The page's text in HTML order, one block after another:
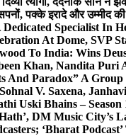
पक्के इरादे और उम्मीद की
Specialist In
At Dome, SVP
To India: Wins
Khan, Nandita
And Paradox” A
V. Saxena,
Uski Bhains –
DM Music City’s
‘Bharat